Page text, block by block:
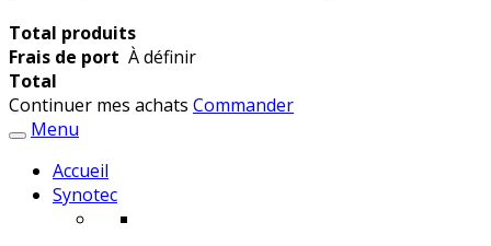
Total produits
Frais de port À définir
Total
Continuer mes achats Commander
Menu
Accueil
Synotec